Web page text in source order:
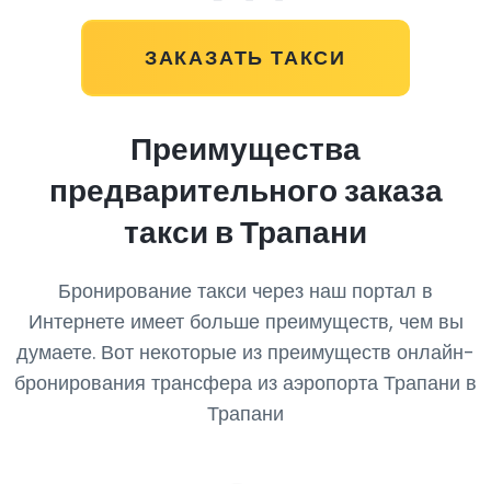
ЗАКАЗАТЬ ТАКСИ
Преимущества
предварительного заказа
такси в Трапани
Бронирование такси через наш портал в
Интернете имеет больше преимуществ, чем вы
думаете. Вот некоторые из преимуществ онлайн-
бронирования трансфера из аэропорта Трапани в
Трапани